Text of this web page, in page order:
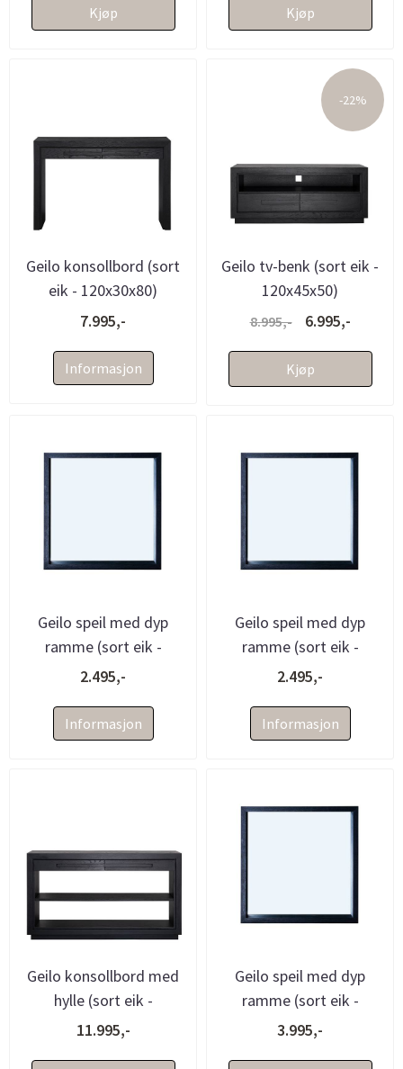
Kjøp Kjøp
Geilo konsollbord (sort
eik - 120x30x80)
7.995,-
Informasjon
-22%
Geilo tv-benk (sort eik -
120x45x50)
8.995,- 6.995,-
Kjøp
Geilo speil med dyp
ramme (sort eik -
70x70x8)
2.495,-
Informasjon
Geilo speil med dyp
ramme (sort eik -
70x70x8)
2.495,-
Informasjon
Geilo konsollbord med
hylle (sort eik -
140x35x80)
11.995,-
Geilo speil med dyp
ramme (sort eik -
100x100x8)
3.995,-